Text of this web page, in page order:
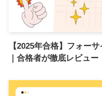
【2025年合格】フォー
｜合格者が徹底レビュー